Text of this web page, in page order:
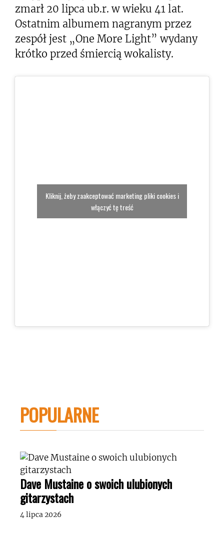
zmarł 20 lipca ub.r. w wieku 41 lat.
Ostatnim albumem nagranym przez
zespół jest „One More Light” wydany
krótko przed śmiercią wokalisty.
Kliknij, żeby zaakceptować marketing pliki cookies i
włączyć tę treść
POPULARNE
Dave Mustaine o swoich ulubionych
gitarzystach
4 lipca 2026